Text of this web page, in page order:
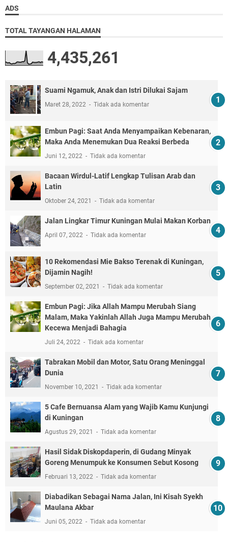
ADS
TOTAL TAYANGAN HALAMAN
4,435,261
Suami Ngamuk, Anak dan Istri Dilukai Sajam
Maret 28, 2022 Tidak ada komentar
Embun Pagi: Saat Anda Menyampaikan Kebenaran,
Maka Anda Menemukan Dua Reaksi Berbeda
Juni 12, 2022 Tidak ada komentar
Bacaan Wirdul-Latif Lengkap Tulisan Arab dan
Latin
Oktober 24, 2021 Tidak ada komentar
Jalan Lingkar Timur Kuningan Mulai Makan Korban
April 07, 2022 Tidak ada komentar
10 Rekomendasi Mie Bakso Terenak di Kuningan,
Dijamin Nagih!
September 02, 2021 Tidak ada komentar
Embun Pagi: Jika Allah Mampu Merubah Siang
Malam, Maka Yakinlah Allah Juga Mampu Merubah
Kecewa Menjadi Bahagia
Juli 24, 2022 Tidak ada komentar
Tabrakan Mobil dan Motor, Satu Orang Meninggal
Dunia
November 10, 2021 Tidak ada komentar
5 Cafe Bernuansa Alam yang Wajib Kamu Kunjungi
di Kuningan
Agustus 29, 2021 Tidak ada komentar
Hasil Sidak Diskopdaperin, di Gudang Minyak
Goreng Menumpuk ke Konsumen Sebut Kosong
Februari 13, 2022 Tidak ada komentar
Diabadikan Sebagai Nama Jalan, Ini Kisah Syekh
Maulana Akbar
Juni 05, 2022 Tidak ada komentar